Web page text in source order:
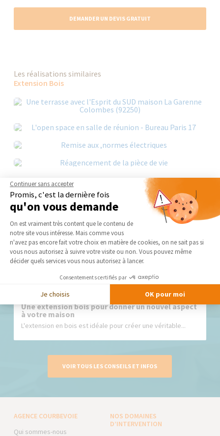
DEMANDER UN DEVIS GRATUIT
Les réalisations similaires
Extension Bois
Nos derniers conseils et actus
Une extension bois pour donner un nouvel aspect
à votre maison
L'extension en bois est idéale pour créer une véritable...
VOIR TOUS LES CONSEILS ET INFOS
AGENCE COURBEVOIE
Qui sommes-nous
NOS DOMAINES
D’INTERVENTION
Continuer sans accepter
Promis, c'est la dernière fois
qu'on vous demande
Plateforme de Gestion du
On est vraiment très content que le contenu de
notre site vous intéresse. Mais comme vous
n'avez pas encore fait votre choix en matière de cookies, on ne sait pas si
vous nous autorisez à suivre votre visite ou non. Vous pouvez même
décider quels services vous nous autorisez à lancer.
Consentements certifiés par
Je choisis OK pour moi
Axeptio consent